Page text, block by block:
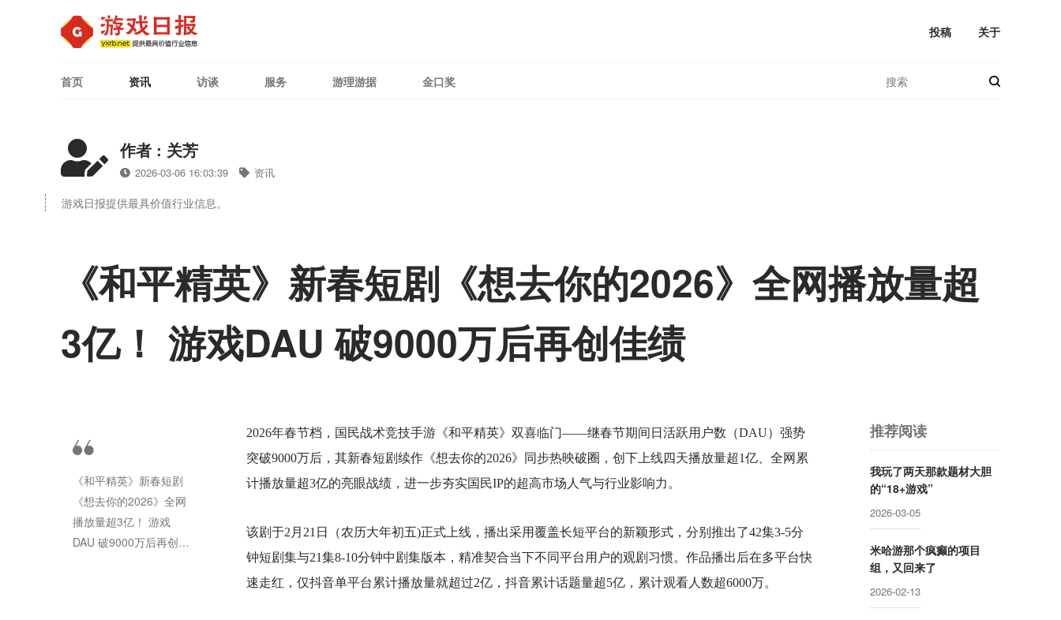
投稿 关于
首页 资讯 访谈 服务 游理游据 金口奖
作者 : 关芳
2026-03-06 16:03:39 资讯
游戏日报提供最具价值行业信息。
《和平精英》新春短剧《想去你的2026》全网播放量超
3亿！ 游戏DAU 破9000万后再创佳绩
《和平精英》新春短剧
《想去你的2026》全网
播放量超3亿！ 游戏
DAU 破9000万后再创佳
2026年春节档，国民战术竞技手游《和平精英》双喜临门——继春节期间日活跃用户数（DAU）强势
突破9000万后，其新春短剧续作《想去你的2026》同步热映破圈，创下上线四天播放量超1亿、全网累
计播放量超3亿的亮眼战绩，进一步夯实国民IP的超高市场人气与行业影响力。
该剧于2月21日（农历大年初五)正式上线，播出采用覆盖长短平台的新颖形式，分别推出了42集3-5分
钟短剧集与21集8-10分钟中剧集版本，精准契合当下不同平台用户的观剧习惯。作品播出后在多平台快
速走红，仅抖音单平台累计播放量就超过2亿，抖音累计话题量超5亿，累计观看人数超6000万。
推荐阅读
我玩了两天那款题材大胆
的“18+游戏”
2026-03-05
米哈游那个疯癫的项目
组，又回来了
2026-02-13